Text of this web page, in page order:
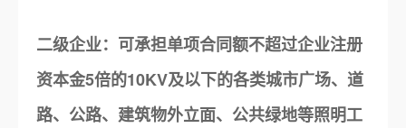
二级企业：可承担单项合同额不超过企业注册
资本金5倍的10KV及以下的各类城市广场、道
路、公路、建筑物外立面、公共绿地等照明工